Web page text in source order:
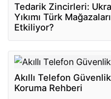
Tedarik Zincirleri:
Yıkımı Türk
Etkiliyor?
Akıllı Telefon
Koruma Rehberi